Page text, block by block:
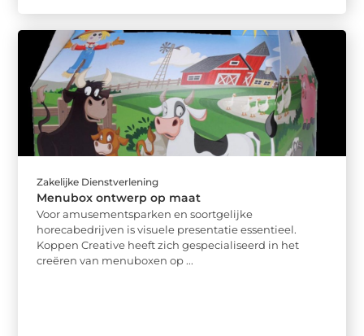
Zakelijke Dienstverlening
Menubox ontwerp op maat
Voor amusementsparken en soortgelijke
horecabedrijven is visuele presentatie essentieel.
Koppen Creative heeft zich gespecialiseerd in het
creëren van menuboxen op ...